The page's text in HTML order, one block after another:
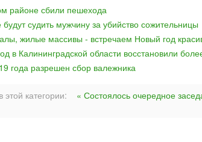
районе сбили пешехода
судить мужчину за убийство сожительницы
жилые массивы - встречаем Новый год
в Калининградской области восстановили
года разрешен сбор валежника
категории: « Состоялось очередное